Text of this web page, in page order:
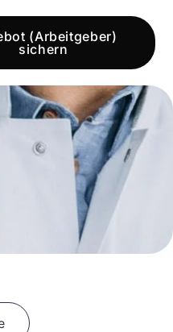
(Arbeitgeber)
sichern